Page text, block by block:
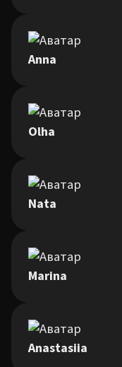
Anna
Olha
Nata
Marina
Anastasiia